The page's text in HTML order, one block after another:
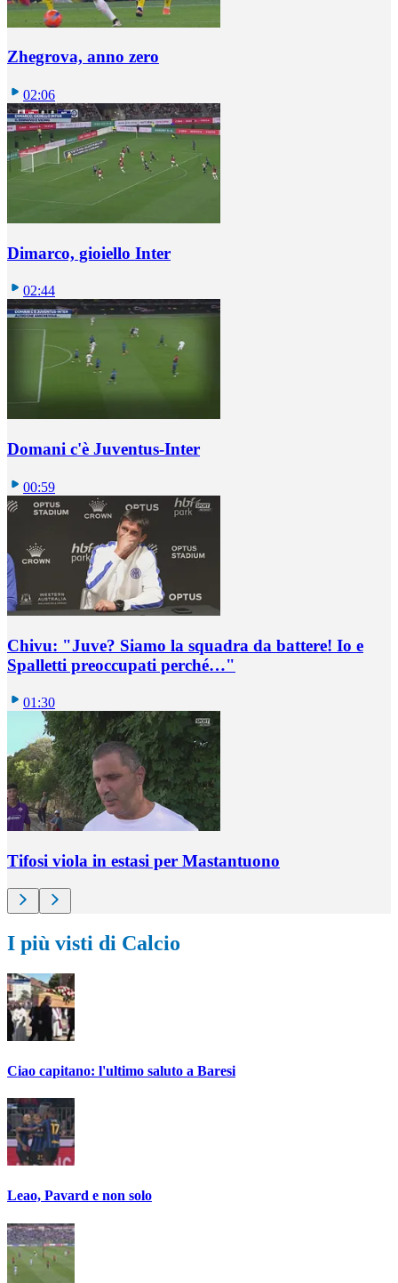
Zhegrova, anno zero
02:06
Dimarco, gioiello Inter
02:44
Domani c'è Juventus-Inter
00:59
Chivu: "Juve? Siamo la squadra da battere! Io e
Spalletti preoccupati perché…"
01:30
Tifosi viola in estasi per Mastantuono
I più visti di Calcio
Ciao capitano: l'ultimo saluto a Baresi
Leao, Pavard e non solo